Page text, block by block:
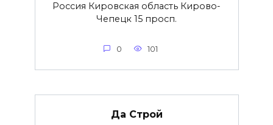
Россия Кировская область Кирово-
Чепецк 15 просп.
0 101
Да Строй